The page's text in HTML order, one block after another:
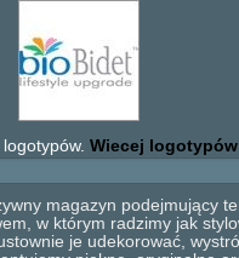
Wiecej logotypów
magazyn podejmujący
w którym radzimy jak
je udekorować,